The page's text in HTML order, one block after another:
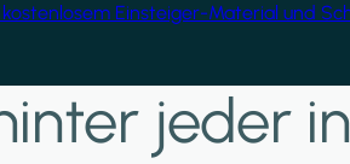
Einsteiger-Material und
jeder